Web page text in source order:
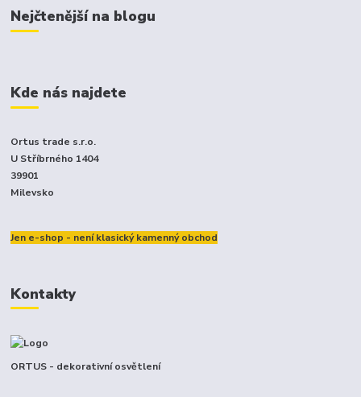
Nejčtenější na blogu
Kde nás najdete
Ortus trade s.r.o.
U Stříbrného 1404
39901
Milevsko
Jen e-shop - není klasický kamenný obchod
Kontakty
ORTUS - dekorativní osvětlení